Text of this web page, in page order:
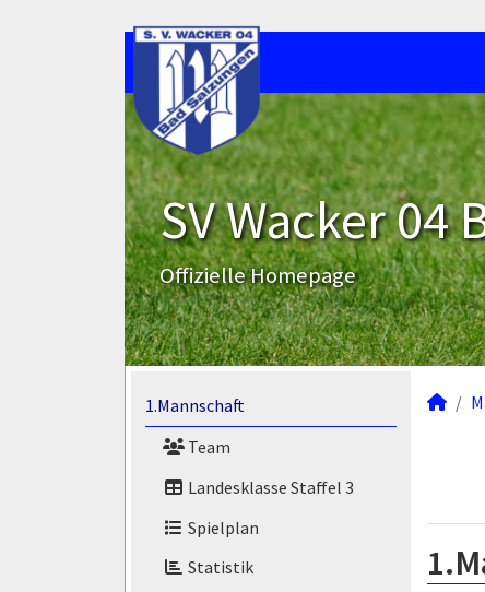
SV Wacker 04
Offizielle Homepage
1.Mannschaft
Team
Landesklasse Staffel 3
Spielplan
Statistik